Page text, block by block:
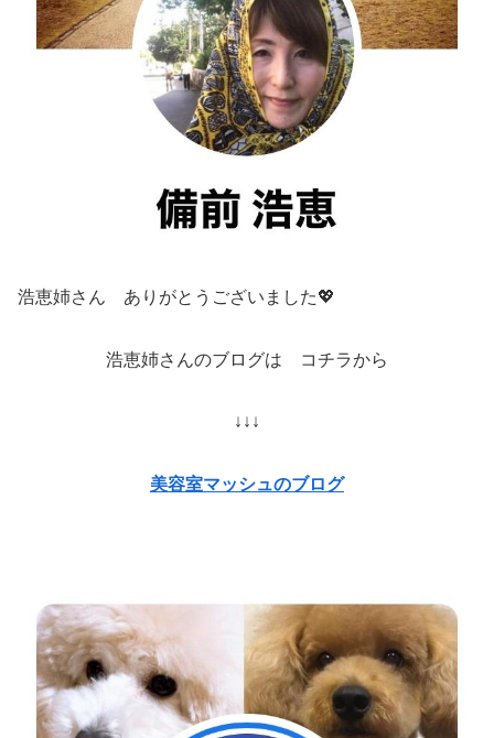
浩恵姉さん ありがとうございました💖
浩恵姉さんのブログは コチラから
↓↓↓
美容室マッシュのブログ